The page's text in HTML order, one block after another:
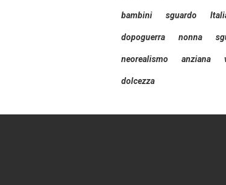
bambini sguardo
dopoguerra nonna
neorealismo anziana
dolcezza